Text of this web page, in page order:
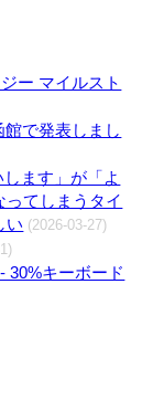
ー マイルスト
館で発表しまし
します」が「よ
ってしまうタイ
い (2026-03-27)
30%キーボード